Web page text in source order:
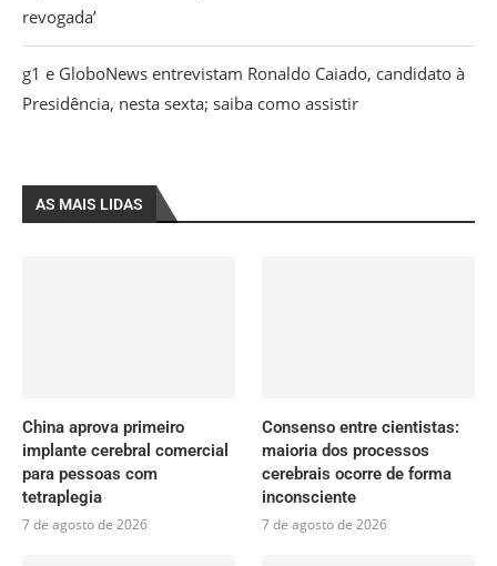
revogada’
g1 e GloboNews entrevistam Ronaldo Caiado, candidato à
Presidência, nesta sexta; saiba como assistir
AS MAIS LIDAS
China aprova primeiro
implante cerebral comercial
para pessoas com
tetraplegia
7 de agosto de 2026
Consenso entre cientistas:
maioria dos processos
cerebrais ocorre de forma
inconsciente
7 de agosto de 2026